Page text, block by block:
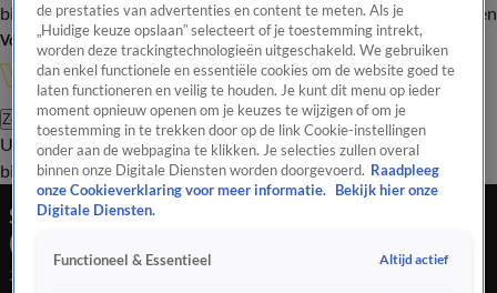
bijwonenPodcastShopVeelgestelde vragenKijkersvraag insturen
Volg Vandaag Inside
Zoeken
UitzendingenVandaag InsideDe OranjezomerShopUitzending
bijwonen
SAMENVATTING: Leicester City - AS Roma
(Halve Finale Conference League)
29 apr 2022, 00:15
de prestaties van advertenties en content te meten. Als je
„Huidige keuze opslaan” selecteert of je toestemming intrekt,
worden deze trackingtechnologieën uitgeschakeld. We gebruiken
dan enkel functionele en essentiële cookies om de website goed te
laten functioneren en veilig te houden. Je kunt dit menu op ieder
moment opnieuw openen om je keuzes te wijzigen of om je
toestemming in te trekken door op de link Cookie-instellingen
onder aan de webpagina te klikken. Je selecties zullen overal
binnen onze Digitale Diensten worden doorgevoerd. Raadpleeg
onze Cookieverklaring voor meer informatie.
Bekijk hier onze
Digitale Diensten.
Functioneel & Essentieel Altijd actief